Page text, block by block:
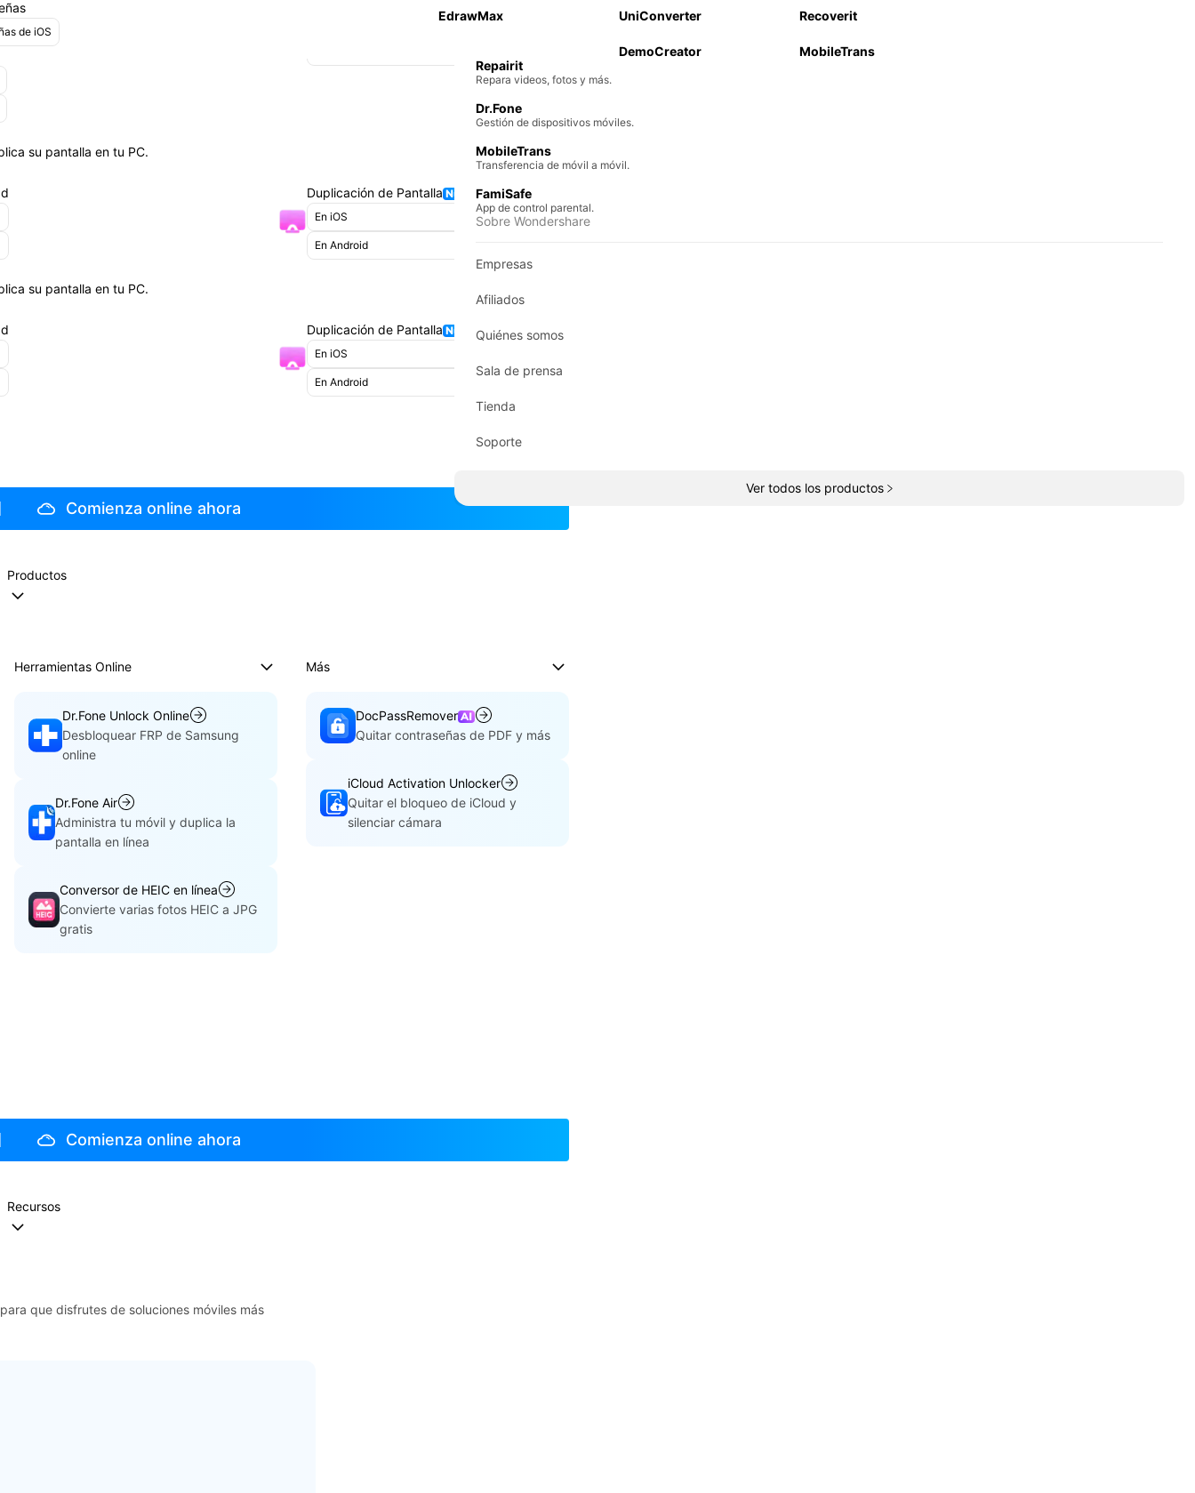
Recoverit
Repairit
Repara videos, fotos y más.
Dr.Fone
Gestión de dispositivos móviles.
MobileTrans
Transferencia de móvil a móvil.
FamiSafe
App de control parental.
Sobre Wondershare
Empresas
Afiliados
Quiénes somos
Sala de prensa
Tienda
Soporte
Ver todos los productos
EdrawMax UniConverter
DemoCreator
Recoverit
MobileTrans
de iOS
su pantalla en tu PC.
Duplicación de Pantalla
En iOS
En Android
su pantalla en tu PC.
Duplicación de Pantalla
En iOS
En Android
Comienza online ahora
Productos
Herramientas Online
Dr.Fone Unlock Online
Desbloquear FRP de Samsung
online
Dr.Fone Air
Administra tu móvil y duplica la
pantalla en línea
Conversor de HEIC en línea
Convierte varias fotos HEIC a JPG
gratis
Más
DocPassRemover
Quitar contraseñas de PDF y más
iCloud Activation Unlocker
Quitar el bloqueo de iCloud y
silenciar cámara
Comienza online ahora
Recursos
que disfrutes de soluciones móviles más